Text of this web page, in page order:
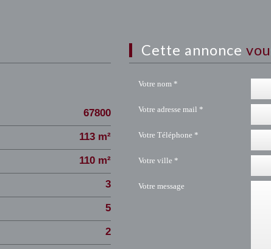
67800
113 m²
110 m²
3
5
2
cette annonce
Votre nom *
Votre adresse mail *
Votre Téléphone *
Votre ville *
Votre message